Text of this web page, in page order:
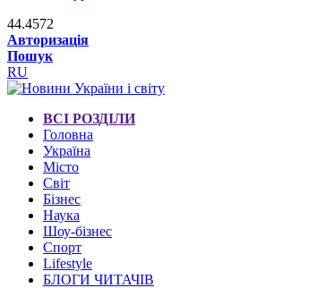
44.4572
Авторизація
Пошук
RU
ВСІ РОЗДІЛИ
Головна
Україна
Місто
Світ
Бізнес
Наука
Шоу-бізнес
Спорт
Lifestyle
БЛОГИ ЧИТАЧІВ